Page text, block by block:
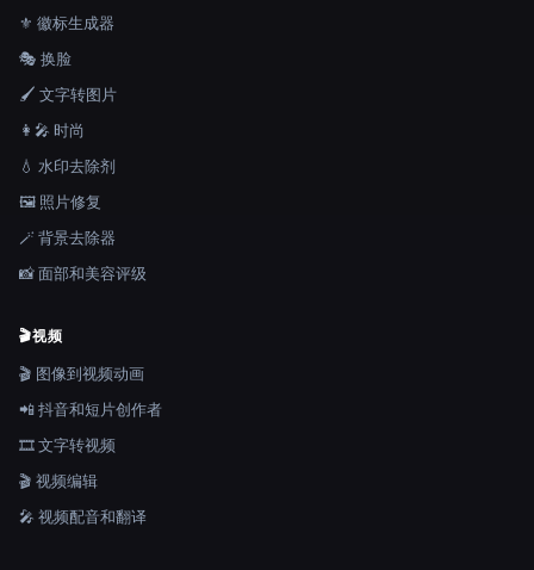
⚜️ 徽标生成器
🎭 换脸
🖌️ 文字转图片
👩‍🎤 时尚
💧 水印去除剂
🖼️ 照片修复
🪄 背景去除器
📸 面部和美容评级
🎬视频
🎬 图像到视频动画
📲 抖音和短片创作者
🎞️ 文字转视频
🎬 视频编辑
🎤 视频配音和翻译